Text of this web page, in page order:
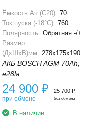
Ёмкость Ач (С20): 70
Ток пуска (-18°С): 760
Полярность: Обратная -/+
Размер
(ДхШхВ)мм: 278x175x190
АКБ BOSCH AGM 70Ah,
e28la
24 900 ₽
при обмене
25 700 ₽
без обмена
В наличии